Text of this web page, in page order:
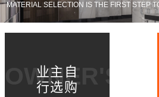
MATERIAL SELECTION IS THE FIRST STEP
业主自
行选购
OWNER'S